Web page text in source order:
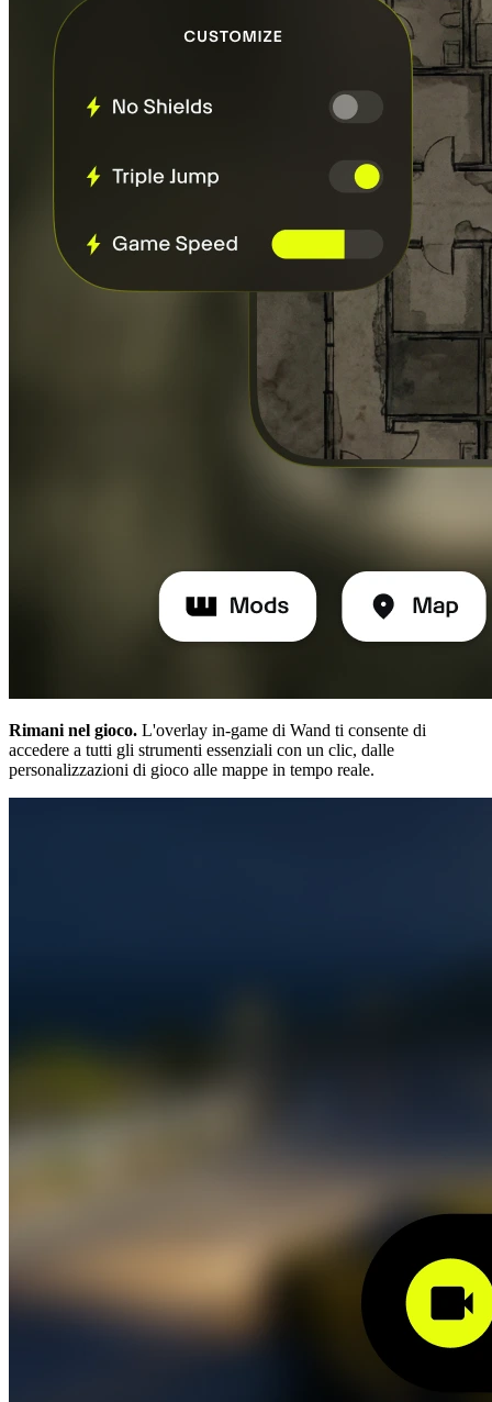
Rimani nel gioco. L'overlay in-game di Wand ti consente di
accedere a tutti gli strumenti essenziali con un clic, dalle
personalizzazioni di gioco alle mappe in tempo reale.